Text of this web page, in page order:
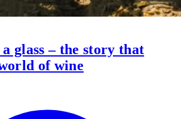
glass – the story that
of wine